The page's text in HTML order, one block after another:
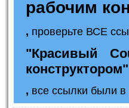
рабочим
, проверьте ВСЕ
"Красивый
конструктором"
, все ссылки были в